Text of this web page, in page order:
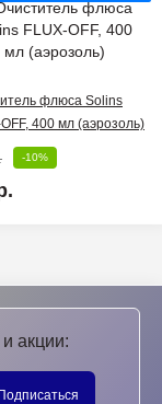
флюса Solins
400 мл (аэрозоль)
-10%
акции:
Подписаться